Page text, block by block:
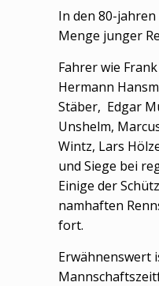
In den 80-
Menge junger
Fahrer wie
Hermann
Stäber, Edgar
Unshelm,
Wintz, Lars
und Siege bei
Einige der
namhaften
fort.
Erwähnenswert